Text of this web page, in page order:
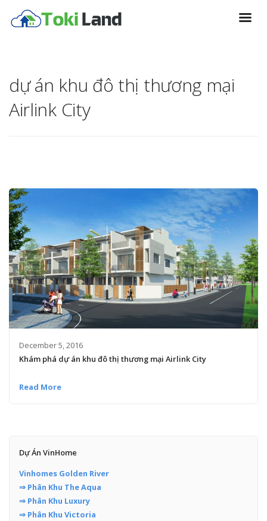
dự án khu đô thị thương mại
Airlink City
December 5, 2016
Khám phá dự án khu đô thị thương mại Airlink City
Read More
Dự Án VinHome
Vinhomes Golden River
⇒ Phân Khu The Aqua
⇒ Phân Khu Luxury
⇒ Phân Khu Victoria